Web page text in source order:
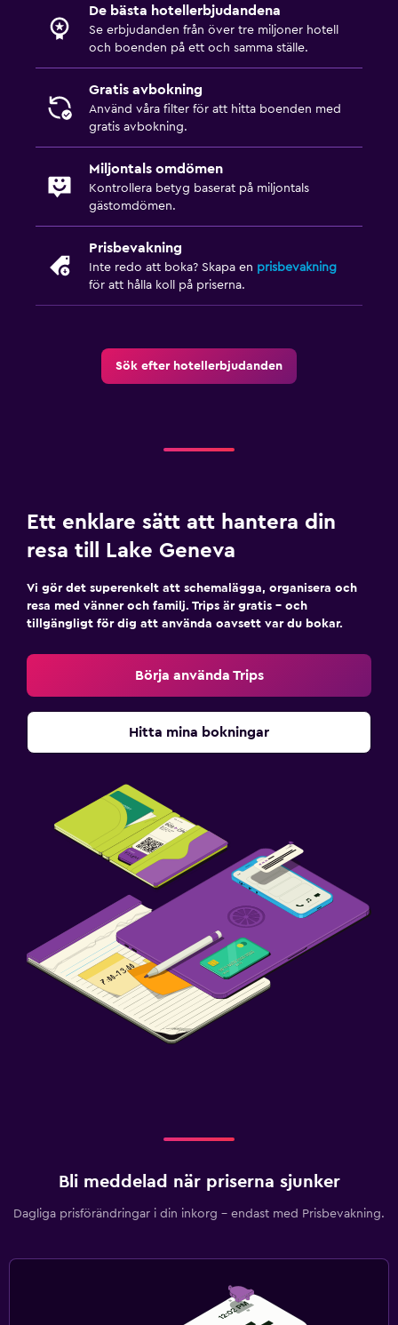
De bästa hotellerbjudandena
Se erbjudanden från över tre miljoner hotell
och boenden på ett och samma ställe.
Gratis avbokning
Använd våra filter för att hitta boenden med
gratis avbokning.
Miljontals omdömen
Kontrollera betyg baserat på miljontals
gästomdömen.
Prisbevakning
Inte redo att boka? Skapa en prisbevakning
för att hålla koll på priserna.
Sök efter hotellerbjudanden
Ett enklare sätt att hantera din
resa till Lake Geneva
Vi gör det superenkelt att schemalägga, organisera och
resa med vänner och familj. Trips är gratis – och
tillgängligt för dig att använda oavsett var du bokar.
Börja använda Trips
Hitta mina bokningar
Bli meddelad när priserna sjunker
Dagliga prisförändringar i din inkorg – endast med Prisbevakning.